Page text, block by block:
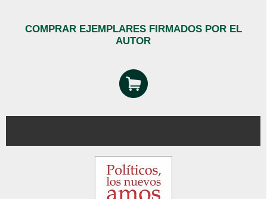
COMPRAR EJEMPLARES FIRMADOS POR EL
AUTOR